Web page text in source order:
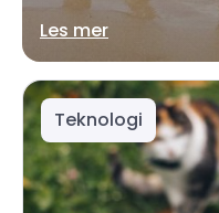
Les mer
Teknologi